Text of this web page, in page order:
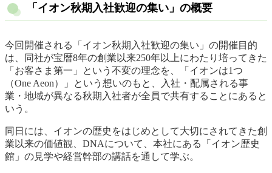
「イオン秋期入社歓迎の集い」の概要
今回開催される「イオン秋期入社歓迎の集い」の開催目的
は、同社が宝暦8年の創業以来250年以上にわたり培ってきた
「お客さま第一」という不変の理念を、「イオンは1つ
（One Aeon）」という想いのもと、入社・配属される事
業・地域が異なる秋期入社者が全員で共有することにあると
いう。
同日には、イオンの歴史をはじめとして大切にされてきた創
業以来の価値観、DNAについて、本社にある「イオン歴史
館」の見学や経営幹部の講話を通して学ぶ。